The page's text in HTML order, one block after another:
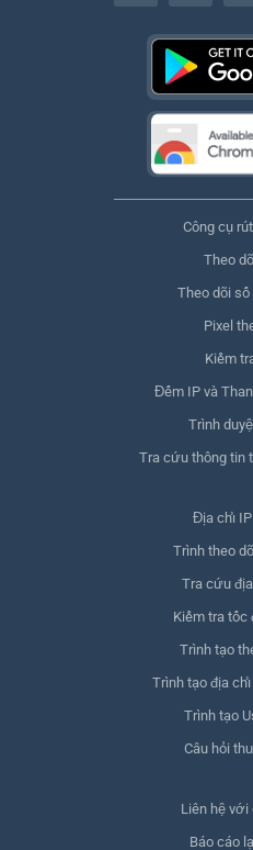
Công cụ
Theo
Theo dõi số
Pixel
Kiểm
Đếm IP và
Trình
Tra cứu thông tin
Địa chỉ
Trình theo
Tra cứu
Kiểm tra tốc
Trình tạo
Trình tạo địa
Trình tạo
Câu hỏi
Liên hệ với
Báo cáo